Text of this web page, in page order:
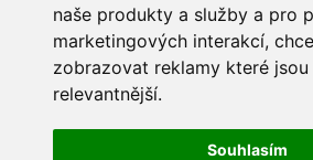
naše produkty a služby a pro
marketingových interakcí,
zobrazovat reklamy které
relevantnější.
Souhlasím